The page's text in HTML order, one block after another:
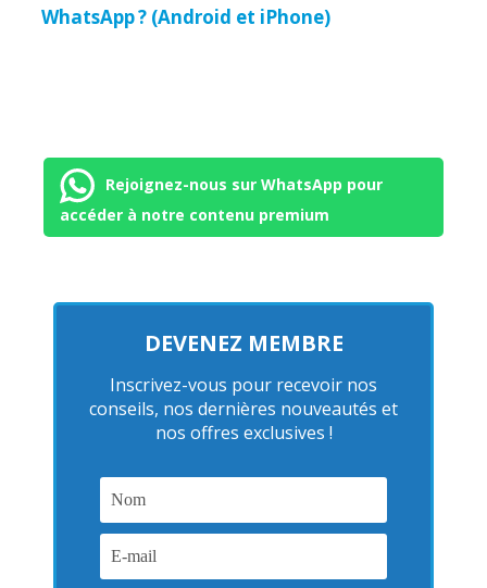
WhatsApp ? (Android et iPhone)
Rejoignez-nous sur WhatsApp pour
accéder à notre contenu premium
DEVENEZ MEMBRE
Inscrivez-vous pour recevoir nos
conseils, nos dernières nouveautés et
nos offres exclusives !